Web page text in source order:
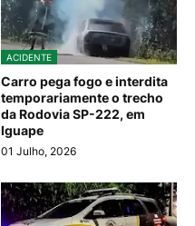
ACIDENTE
Carro pega fogo e interdita
temporariamente o trecho
da Rodovia SP-222, em
Iguape
01 Julho, 2026